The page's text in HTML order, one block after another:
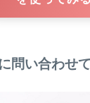
問い合わせ